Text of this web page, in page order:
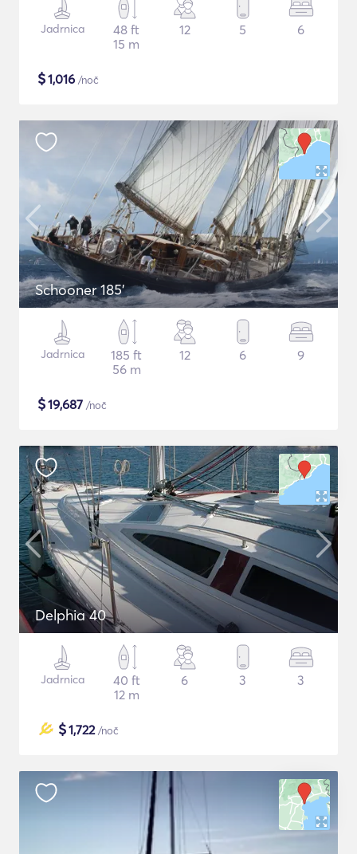
Jadrnica
48 ft
15 m
12 5 6
$1,016 /noč
Schooner 185'
Jadrnica
185 ft
56 m
12 6 9
$19,687 /noč
Delphia 40
Jadrnica
40 ft
12 m
6 3 3
$1,722/noč